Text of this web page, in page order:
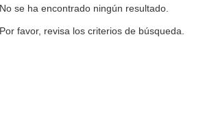
No se ha encontrado ningún resultado.
Por favor, revisa los criterios de búsqueda.